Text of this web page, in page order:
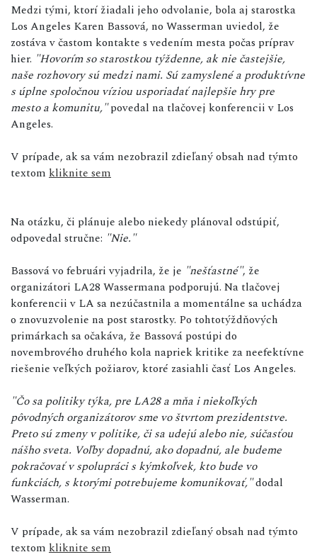
Medzi tými, ktorí žiadali jeho odvolanie, bola aj starostka
Los Angeles Karen Bassová, no Wasserman uviedol, že
zostáva v častom kontakte s vedením mesta počas príprav
hier. "Hovorím so starostkou týždenne, ak nie častejšie,
naše rozhovory sú medzi nami. Sú zamyslené a produktívne
s úplne spoločnou víziou usporiadať najlepšie hry pre
mesto a komunitu,"povedal na tlačovej konferencii v Los
Angeles.
V prípade, ak sa vám nezobrazil zdieľaný obsah nad týmto
textom kliknite sem
Na otázku, či plánuje alebo niekedy plánoval odstúpiť,
odpovedal stručne: "Nie."
Bassová vo februári vyjadrila, že je "nešťastné", že
organizátori LA28 Wassermana podporujú. Na tlačovej
konferencii v LA sa nezúčastnila a momentálne sa uchádza
o znovuzvolenie na post starostky. Po tohtotýždňových
primárkach sa očakáva, že Bassová postúpi do
novembrového druhého kola napriek kritike za neefektívne
riešenie veľkých požiarov, ktoré zasiahli časť Los Angeles.
"Čo sa politiky týka, pre LA28 a mňa i niekoľkých
pôvodných organizátorov sme vo štvrtom prezidentstve.
Preto sú zmeny v politike, či sa udejú alebo nie, súčasťou
nášho sveta. Voľby dopadnú, ako dopadnú, ale budeme
pokračovať v spolupráci s kýmkoľvek, kto bude vo
funkciách, s ktorými potrebujeme komunikovať,"dodal
Wasserman.
V prípade, ak sa vám nezobrazil zdieľaný obsah nad týmto
textom kliknite sem